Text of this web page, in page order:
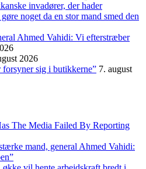
invadører, der hader
noget da en stor mand smed den
Ahmed Vahidi: Vi efterstræber
2026
forsyner sig i butikkerne” 7. august
The Media Failed By Reporting
mand, general Ahmed Vahidi: